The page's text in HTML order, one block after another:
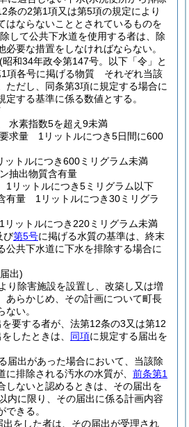
条の2第1項又は第5項の規定により
はならないこととされているものを
して公共下水道を使用する者は、除
必要な措置をしなければならない。
(昭和34年政令第147号。以下「令」と
1項各号に掲げる物質 それぞれ当該
ただし、同条第3項に規定する場合に
定する基準に係る数値とする。
水素指数5を超え9未満
求量 1リットルにつき5日間に600
トルにつき600ミリグラム未満
抽出物質含有量
リットルにつき5ミリグラム以下
有量 1リットルにつき30ミリグラ
ットルにつき220ミリグラム未満
び第5号に掲げる水質の基準は、終末
公共下水道に下水を排除する場合に
出)
り除害施設を設置し、改築し又は増
あらかじめ、その計画について町長
い。
要する者が、法第12条の3又は第12
したときは、 同項に規定する届出を
届出があった場合において、当該除
排除される汚水の水質が、 前条第1
しないと認めるときは、その届出を
内に限り、その届出に係る計画内容
きる。
出をした者は、その届出が受理され